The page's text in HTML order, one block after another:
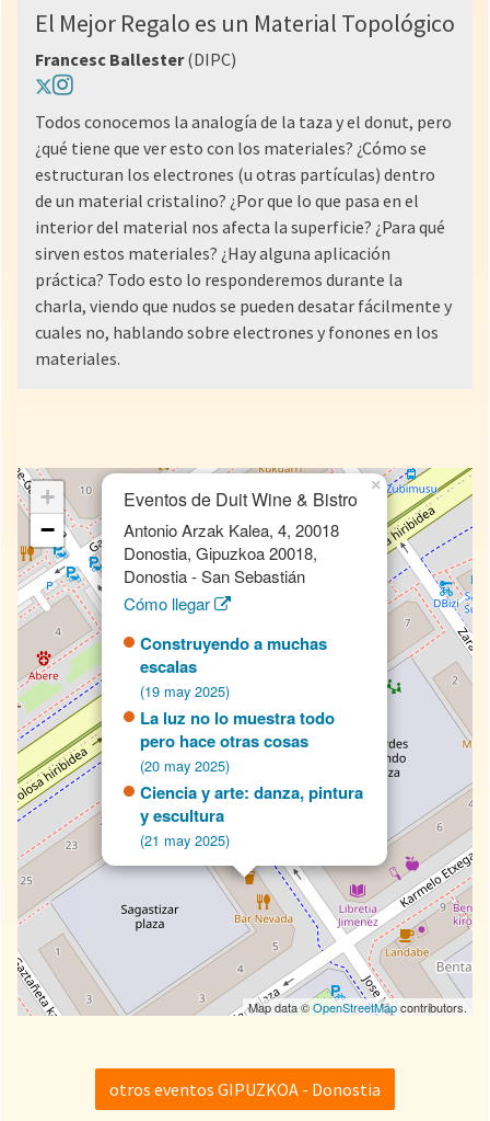
El Mejor Regalo es un Material Topológico
Francesc Ballester(DIPC)
Todos conocemos la analogía de la taza y el donut, pero
¿qué tiene que ver esto con los materiales? ¿Cómo se
estructuran los electrones (u otras partículas) dentro
de un material cristalino? ¿Por que lo que pasa en el
interior del material nos afecta la superficie? ¿Para qué
sirven estos materiales? ¿Hay alguna aplicación
práctica? Todo esto lo responderemos durante la
charla, viendo que nudos se pueden desatar fácilmente y
cuales no, hablando sobre electrones y fonones en los
materiales.
Eventos de Duit Wine & Bistro
Antonio Arzak Kalea, 4, 20018
Donostia, Gipuzkoa 20018,
Donostia - San Sebastián
Cómo llegar
Construyendo a muchas
escalas
(19 may 2025)
La luz no lo muestra todo
pero hace otras cosas
(20 may 2025)
Ciencia y arte: danza, pintura
y escultura
(21 may 2025)
×
+
−
Map data ©OpenStreetMapcontributors.
otros eventos GIPUZKOA - Donostia